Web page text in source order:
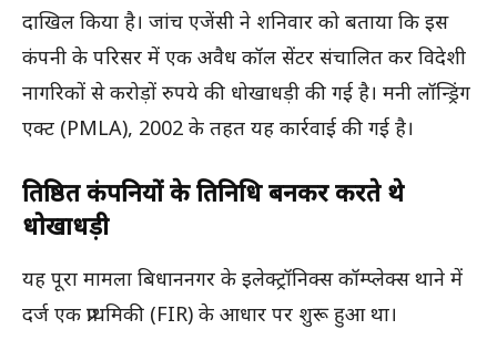
दाखिल किया है। जांच एजेंसी ने शनिवार को बताया कि इस
कंपनी के परिसर में एक अवैध कॉल सेंटर संचालित कर विदेशी
नागरिकों से करोड़ों रुपये की धोखाधड़ी की गई है। मनी लॉन्ड्रिंग
एक्ट (PMLA), 2002 के तहत यह कार्रवाई की गई है।
प्रतिष्ठित कंपनियों के प्रतिनिधि बनकर करते थे
धोखाधड़ी
यह पूरा मामला बिधाननगर के इलेक्ट्रॉनिक्स कॉम्प्लेक्स थाने में
दर्ज एक प्राथमिकी (FIR) के आधार पर शुरू हुआ था।